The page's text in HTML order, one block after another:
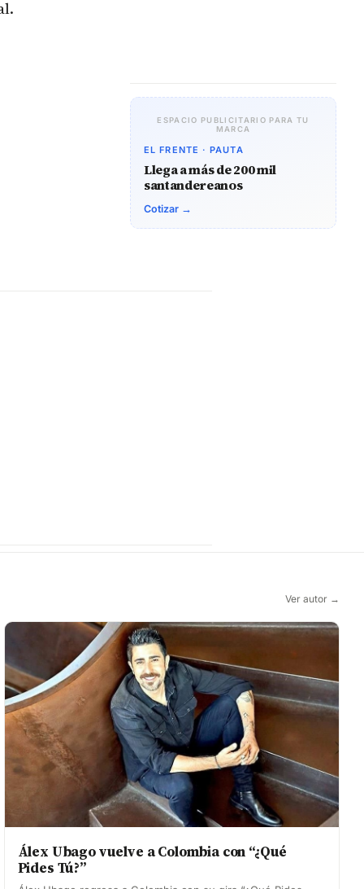
ESPACIO PUBLICITARIO PARA TU
MARCA
EL FRENTE · PAUTA
Llega a más de 200 mil
santandereanos
Cotizar →
Ver autor →
Álex Ubago vuelve a Colombia con “¿Qué
Pides Tú?”